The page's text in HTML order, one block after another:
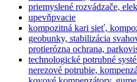
priemyslené rozvádzače,
upevňpvacie
kompozitná kari sieť,
geobunky, stabilizácia
protierózna ochrana,
technologické potrubné
nerezové potrubie,